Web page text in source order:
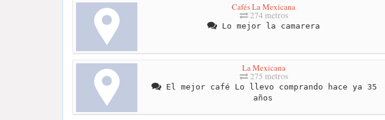
Cafés La Mexicana
274 metros
Lo mejor la camarera
La Mexicana
275 metros
El mejor café Lo llevo comprando hace ya 35
años